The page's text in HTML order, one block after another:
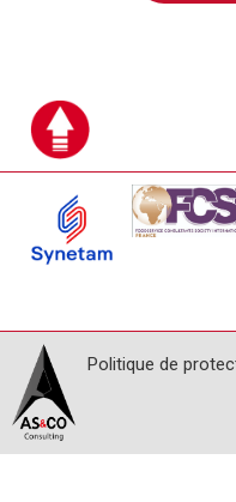
Politique de